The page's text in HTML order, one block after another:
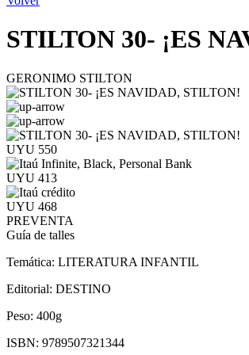
STILTON 30- ¡ES
GERONIMO STILTON
UYU 550
UYU 413
UYU 468
PREVENTA
Guía de talles
Temática: LITERATURA INFANTIL
Editorial: DESTINO
Peso: 400g
ISBN: 9789507321344